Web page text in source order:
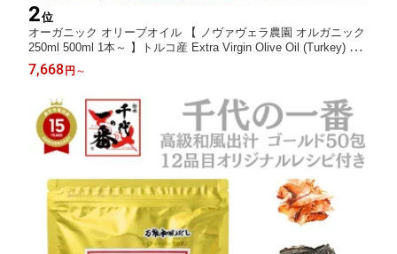
2位
オーガニック オリーブオイル 【 ノヴァヴェラ農園 オルガニック
250ml 500ml 1本～ 】トルコ産 Extra Virgin Olive Oil (Turkey) 「
本物 無農薬 オーガニック 詰め合わせ 送料無料 ドレッシング エ
キストラバージン 最高級 世界一 」
7,668円 ～